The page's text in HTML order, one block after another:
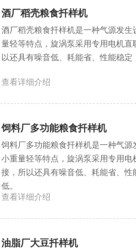
酒厂稻壳粮食扦样机
酒厂稻壳粮食扦样机是一种气源发
量轻等特点，旋涡泵采用专用电机
以还具有噪音低、耗能省、性能稳
查看详细介绍
饲料厂多功能粮食扦样机
饲料厂多功能粮食扦样机是一种气
小重量轻等特点，旋涡泵采用专用
接，所以还具有噪音低、耗能省、
低。
查看详细介绍
油脂厂大豆扦样机